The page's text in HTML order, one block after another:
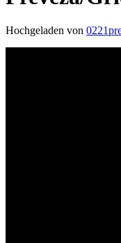
Hochgeladen von